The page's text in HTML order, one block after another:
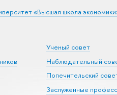
«Высшая школа
Ученый совет
Наблюдательный
Попечительский
Заслуженные